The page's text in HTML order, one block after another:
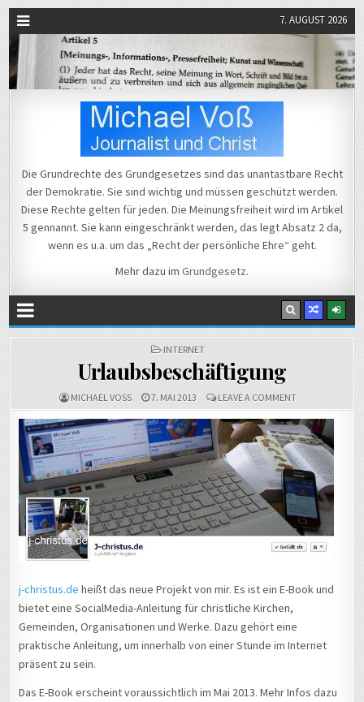
7. AUGUST 2026
Michael Voß
Die Grundrechte des Grundgesetzes sind das unantastbare Recht
der Demokratie. Sie sind wichtig und müssen geschützt werden.
Diese Rechte gelten für jeden. Die Meinungsfreiheit wird im Artikel
5 gennannt. Sie kann eingeschränkt werden, das legt Absatz 2 da,
wenn es u.a. um das „Recht der persönliche Ehre“ geht.
Mehr dazu im Grundgesetz.
POSTED
INTERNET
Urlaubsbeschäftigung
MICHAEL VOSS 7. MAI 2013 LEAVE A COMMENTON
j-christus.de heißt das neue Projekt von mir. Es ist ein E-Book und
bietet eine SocialMedia-Anleitung für christliche Kirchen,
Gemeinden, Organisationen und Werke. Dazu gehört eine
praktische Anleitung, um innerhalb von einer Stunde im Internet
präsent zu sein.
Das E-Book erscheint voraussichtlich im Mai 2013. Mehr Infos dazu